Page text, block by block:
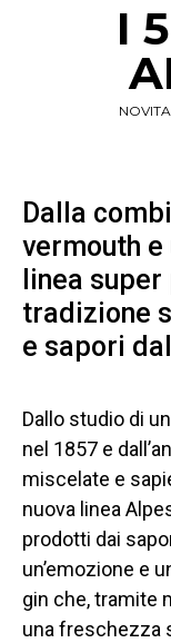
I
Dalla
vermouth e
linea
tradizione
e sapori
Dallo studio di
nel 1857 e
miscelate e
nuova linea
prodotti dai
un’emozione e
gin che, tramite
una freschezza